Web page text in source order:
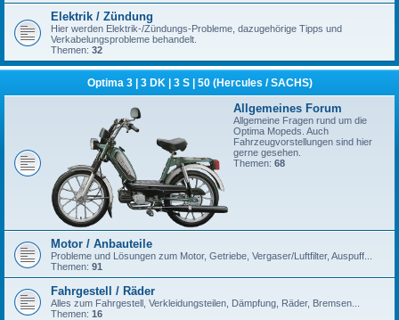
Elektrik / Zündung
Hier werden Elektrik-/Zündungs-Probleme, dazugehörige Tipps und
Verkabelungsprobleme behandelt.
Themen: 32
Optima 3 | 3 DK | 3 S | 50 (Hercules / SACHS)
Allgemeines Forum
Allgemeine Fragen rund um die
Optima Mopeds. Auch
Fahrzeugvorstellungen sind hier
gerne gesehen.
Themen: 68
Motor / Anbauteile
Probleme und Lösungen zum Motor, Getriebe, Vergaser/Luftfilter, Auspuff...
Themen: 91
Fahrgestell / Räder
Alles zum Fahrgestell, Verkleidungsteilen, Dämpfung, Räder, Bremsen...
Themen: 16